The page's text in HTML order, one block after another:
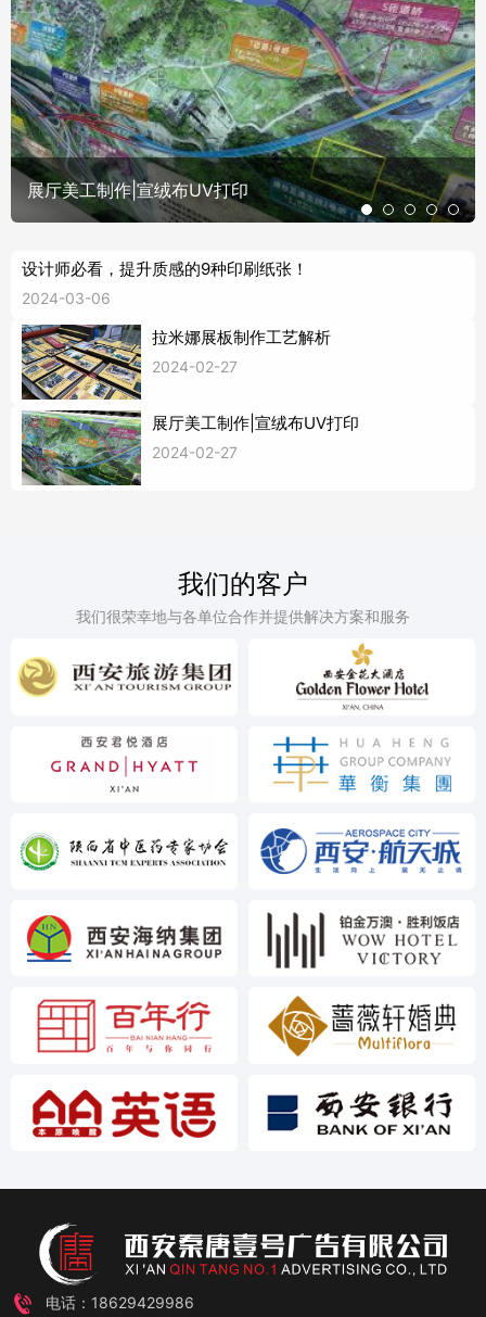
展厅美工制作|宣绒布UV打印
设计师必看，提升质感的9种印刷纸张！
2024-03-06
拉米娜展板制作工艺解析
2024-02-27
展厅美工制作|宣绒布UV打印
2024-02-27
我们的客户
我们很荣幸地与各单位合作并提供解决方案和服务
电话：18629429986